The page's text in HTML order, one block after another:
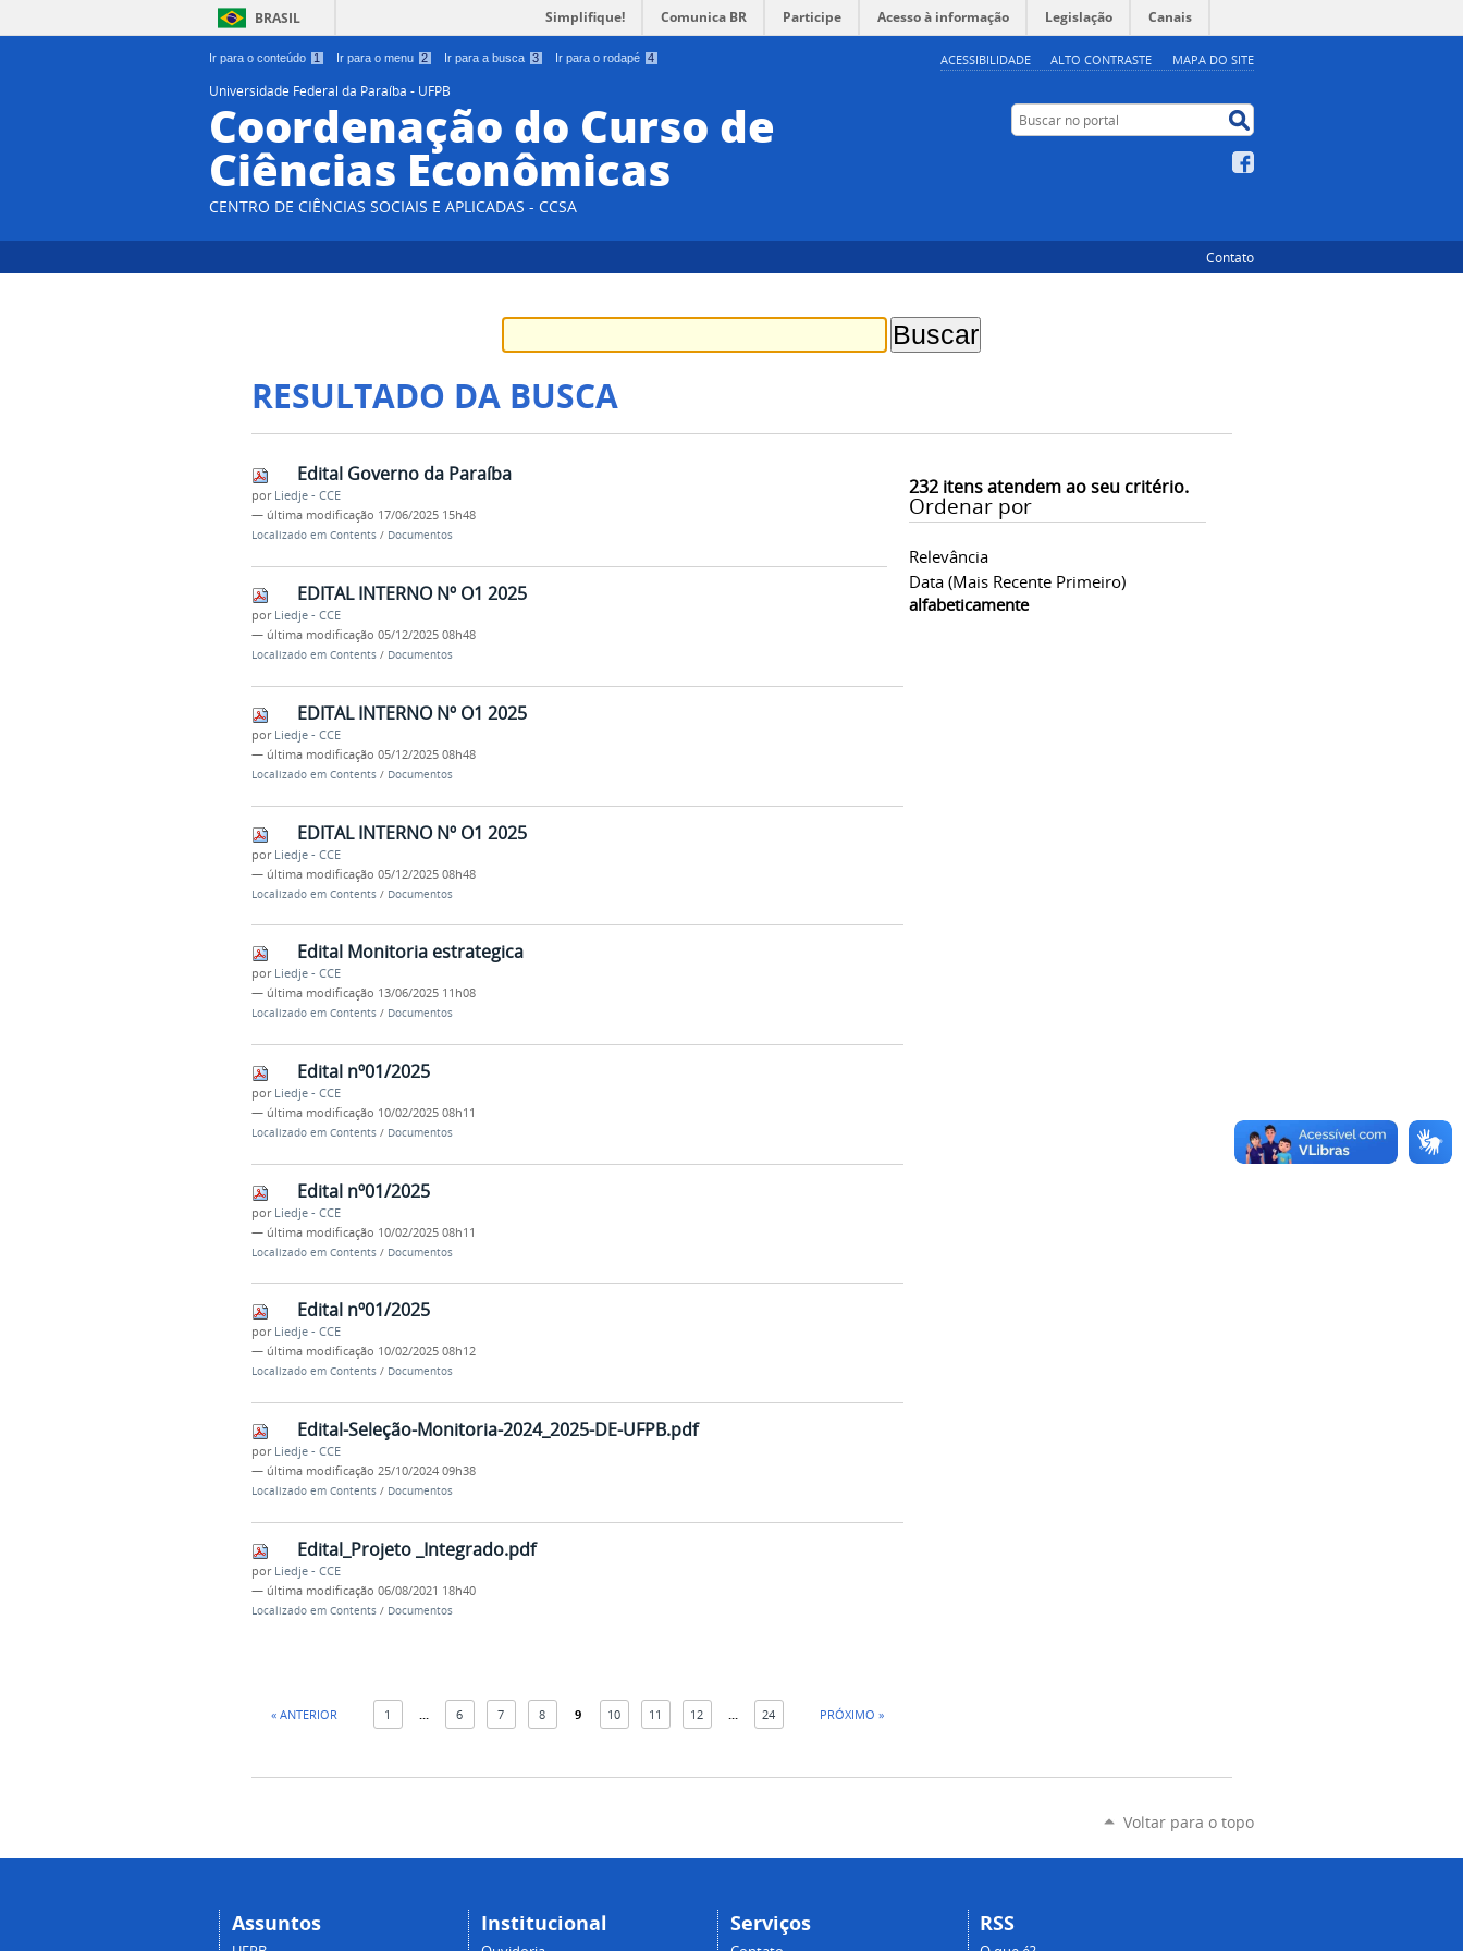
Ir para o conteúdo 1 Ir para o menu 2 Ir para a busca 3 Ir para o rodapé 4 ACESSIBILIDADE ALTO CONTRASTE MAPA DO SITE
BRASIL Simplifique! Comunica BR Participe Acesso à informação Legislação Canais
Universidade Federal da Paraíba - UFPB
Coordenação do Curso de
Ciências Econômicas
CENTRO DE CIÊNCIAS SOCIAIS E APLICADAS - CCSA
Buscar no portal
Contato
RESULTADO DA BUSCA
232itens atendem ao seu critério.
Ordenar por
Relevância
Data (mais Recente Primeiro)
alfabeticamente
Edital Governo da Paraíba
por Liedje - CCE
— última modificação 17/06/2025 15h48
Localizado em Contents / Documentos
EDITAL INTERNO Nº O1 2025
por Liedje - CCE
— última modificação 05/12/2025 08h48
Localizado em Contents / Documentos
EDITAL INTERNO Nº O1 2025
por Liedje - CCE
— última modificação 05/12/2025 08h48
Localizado em Contents / Documentos
EDITAL INTERNO Nº O1 2025
por Liedje - CCE
— última modificação 05/12/2025 08h48
Localizado em Contents / Documentos
Edital Monitoria estrategica
por Liedje - CCE
— última modificação 13/06/2025 11h08
Localizado em Contents / Documentos
Edital nº01/2025
por Liedje - CCE
— última modificação 10/02/2025 08h11
Localizado em Contents / Documentos
Edital nº01/2025
por Liedje - CCE
— última modificação 10/02/2025 08h11
Localizado em Contents / Documentos
Edital nº01/2025
por Liedje - CCE
— última modificação 10/02/2025 08h12
Localizado em Contents / Documentos
Edital-Seleção-Monitoria-2024_2025-DE-UFPB.pdf
por Liedje - CCE
— última modificação 25/10/2024 09h38
Localizado em Contents / Documentos
Edital_Projeto _Integrado.pdf
por Liedje - CCE
— última modificação 06/08/2021 18h40
Localizado em Contents / Documentos
« ANTERIOR 1 6 7 8 9 10 11 12 24 PRÓXIMO »
Voltar para o topo
Assuntos Institucional Serviços RSS